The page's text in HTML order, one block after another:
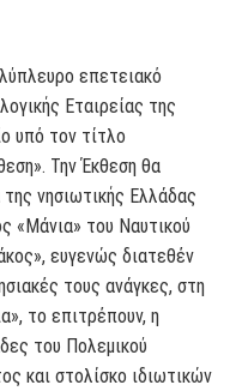
επετειακό
Εταιρείας της
υπό τον τίτλο
Την Έκθεση θα
νησιωτικής Ελλάδας
«Μάνια» του Ναυτικού
ευγενώς διατεθέν
τους ανάγκες, στη
το επιτρέπουν, η
του Πολεμικού
και στολίσκο ιδιωτικών